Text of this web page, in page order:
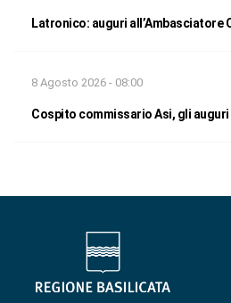
Latronico: auguri all’Ambasciatore
8 Agosto 2026 - 08:00
Cospito commissario Asi, gli auguri